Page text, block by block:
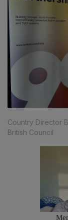
Country Director
British Council